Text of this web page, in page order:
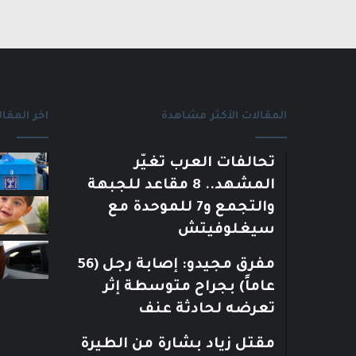
المقالات الأكثر مشاهدة
تحالفات العرب تغيّر
المشهد.. 8 مقاعد للجبهة
والتجمع و7 للموحدة مع
سيغلوفيتش
مفرق مجيدو: إصابة رجل (56
عاماً) بجراح متوسطة إثر
تعرضه لحادثة عنف
مقتل زياد بشارة من الطيرة
اخر